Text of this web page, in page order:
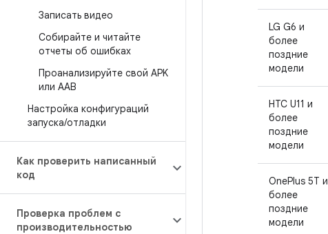
Записать видео
Собирайте и читайте
отчеты об ошибках
Проанализируйте свой APK
или AAB
Настройка конфигураций
запуска/отладки
Как проверить написанный
код
Проверка проблем с
производительностью
LG G6 и
более
поздние
модели
HTC U11 и
более
поздние
модели
OnePlus 5T и
более
поздние
модели